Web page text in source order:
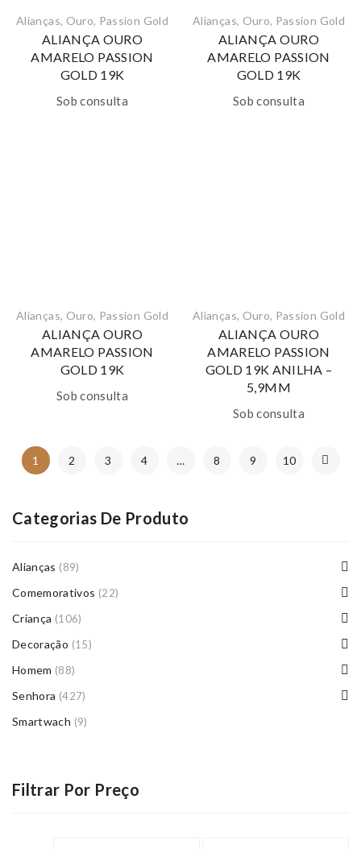
Alianças, Ouro, Passion Gold
ALIANÇA OURO
AMARELO PASSION
GOLD 19K
Sob consulta
Alianças, Ouro, Passion Gold
ALIANÇA OURO
AMARELO PASSION
GOLD 19K
Sob consulta
Alianças, Ouro, Passion Gold
ALIANÇA OURO
AMARELO PASSION
GOLD 19K
Sob consulta
Alianças, Ouro, Passion Gold
ALIANÇA OURO
AMARELO PASSION
GOLD 19K ANILHA –
5,9MM
Sob consulta
1 2 3 4 … 8 9 10
Categorias De Produto
Alianças (89)
Comemorativos (22)
Criança (106)
Decoração (15)
Homem (88)
Senhora (427)
Smartwach (9)
Filtrar Por Preço